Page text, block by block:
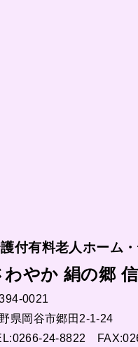
付有料老人ホーム
わやか 絹の郷
0021
県岡谷市郷田2-1-24
24-8822